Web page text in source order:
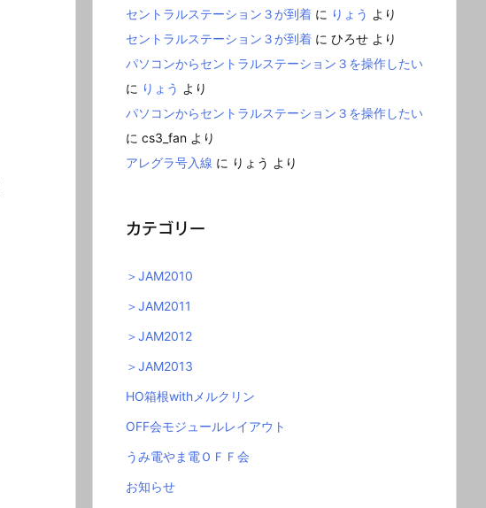
セントラルステーション３が到着 に りょう より
セントラルステーション３が到着 に ひろせ より
パソコンからセントラルステーション３を操作したい
に りょう より
パソコンからセントラルステーション３を操作したい
に cs3_fan より
アレグラ号入線 に りょう より
カテゴリー
＞JAM2010
＞JAM2011
＞JAM2012
＞JAM2013
HO箱根withメルクリン
OFF会モジュールレイアウト
うみ電やま電ＯＦＦ会
お知らせ